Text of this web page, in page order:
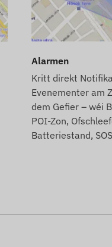
Kreditpak an eisem
Websäit baséieren
behält sech d'Recht
vun den
Alarmen
Kritt direkt
Evenementer am
dem Gefier – wéi
POI-Zon,
Batteriestand,